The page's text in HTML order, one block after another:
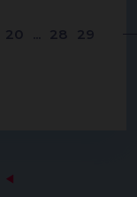
◀
20 28 29